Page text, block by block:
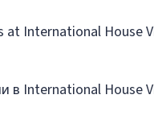
at International House
в International House